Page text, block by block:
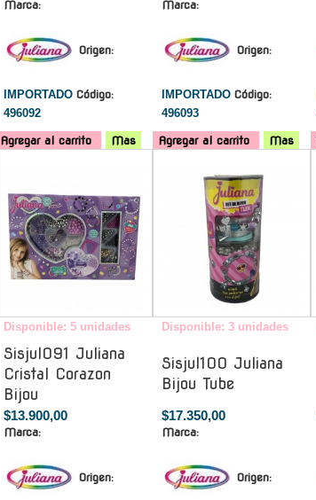
Marca:
Origen:
IMPORTADO Código:
496092
Agregar al carrito Mas
Marca:
Origen:
IMPORTADO Código:
496093
Agregar al carrito Mas
Disponible: 5 unidades
Sisjul091 Juliana
Cristal Corazon
Bijou
$13.900,00
Marca:
Origen:
Disponible: 3 unidades
Sisjul100 Juliana
Bijou Tube
$17.350,00
Marca:
Origen: